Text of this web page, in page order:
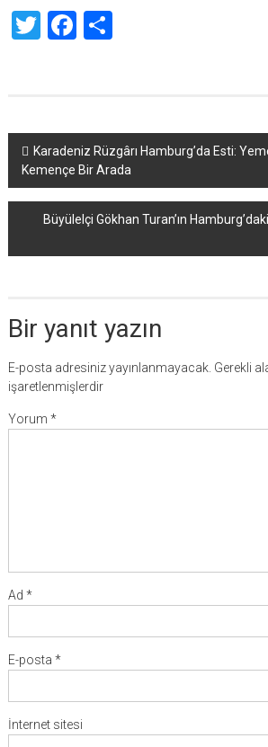
TwitterFacebook
Share
Yazı
dolaşımı
Karadeniz Rüzgârı Hamburg’da Esti:
Kemençe Bir Arada
Büyülelçi Gökhan Turan’ın
Bir yanıt yazın
E-posta adresiniz yayınlanmayacak. Gerekli
işaretlenmişlerdir
Yorum *
Ad *
E-posta *
İnternet sitesi